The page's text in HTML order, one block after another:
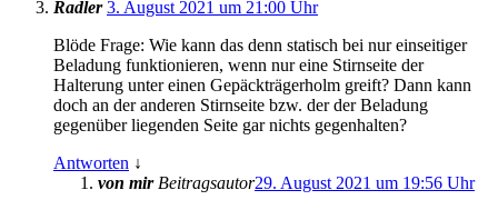
Radler 3. August 2021 um 21:00 Uhr
Blöde Frage: Wie kann das denn statisch bei nur einseitiger
Beladung funktionieren, wenn nur eine Stirnseite der
Halterung unter einen Gepäckträgerholm greift? Dann kann
doch an der anderen Stirnseite bzw. der der Beladung
gegenüber liegenden Seite gar nichts gegenhalten?
Antworten ↓
von mir Beitragsautor29. August 2021 um 19:56 Uhr